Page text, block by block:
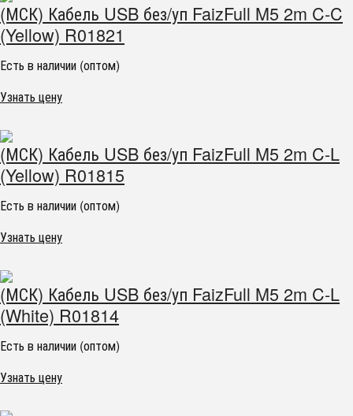
(МСК) Кабель USB без/уп FaizFull M5 2m C-C
(Yellow) R01821
Есть в наличии (оптом)
Узнать цену
(МСК) Кабель USB без/уп FaizFull M5 2m C-L
(Yellow) R01815
Есть в наличии (оптом)
Узнать цену
(МСК) Кабель USB без/уп FaizFull M5 2m C-L
(White) R01814
Есть в наличии (оптом)
Узнать цену